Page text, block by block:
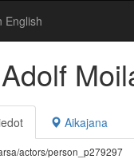
English
Aikajana
actors/person_p279297